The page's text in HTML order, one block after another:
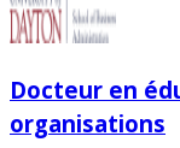
Docteur en
organisations